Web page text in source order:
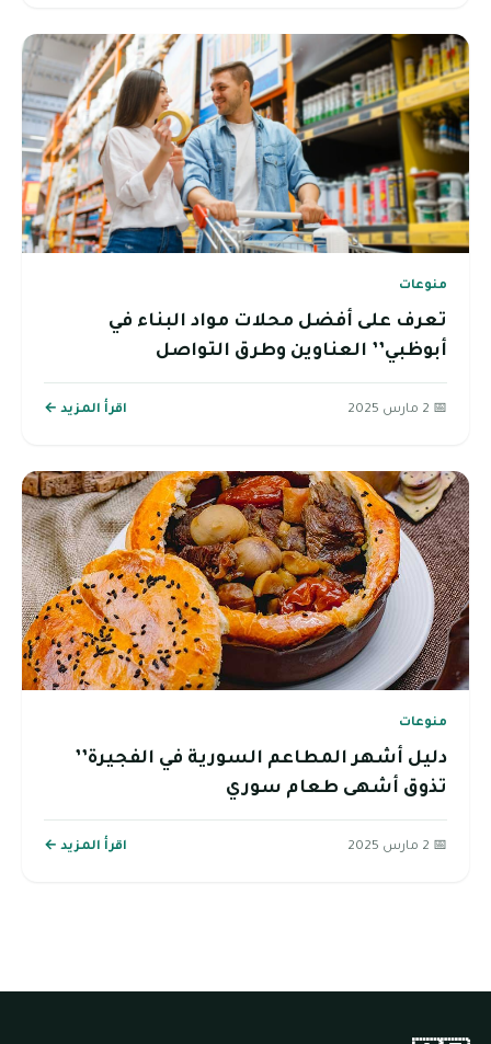
منوعات
تعرف على أفضل محلات مواد البناء في
أبوظبي’’ العناوين وطرق التواصل
📅 2 مارس 2025 اقرأ المزيد ←
منوعات
دليل أشهر المطاعم السورية في الفجيرة’’
تذوق أشهى طعام سوري
📅 2 مارس 2025 اقرأ المزيد ←